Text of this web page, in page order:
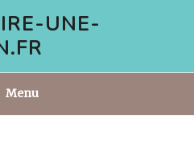
UNE-
Menu